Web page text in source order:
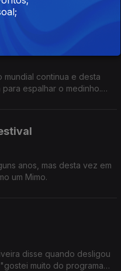
mundial continua e desta
espalhar o medinho.
anos, mas desta vez em
um Mimo.
disse quando desligou
muito do programa